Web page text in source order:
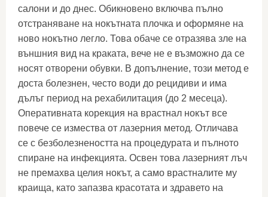
салони и до днес. Обикновено включва пълно
отстраняване на нокътната плочка и оформяне на
ново нокътно легло. Това обаче се отразява зле на
външния вид на краката, вече не е възможно да се
носят отворени обувки. В допълнение, този метод е
доста болезнен, често води до рецидиви и има
дълъг период на рехабилитация (до 2 месеца).
Оперативната корекция на врастнал нокът все
повече се измества от лазерния метод. Отличава
се с безболезнеността на процедурата и пълното
спиране на инфекцията. Освен това лазерният лъч
не премахва целия нокът, а само врастналите му
краища, като запазва красотата и здравето на